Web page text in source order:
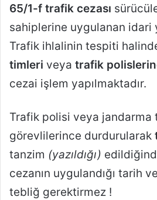
65/1-f trafik cezası
sahiplerine uygulanan idari
Trafik ihlalinin tespiti
timleri veya trafik
cezai işlem yapılmaktadır.
Trafik polisi veya jandarma
görevlilerince durdurularak
tanzim (yazıldığı)
cezanın uygulandığı tarih
tebliğ gerektirmez !